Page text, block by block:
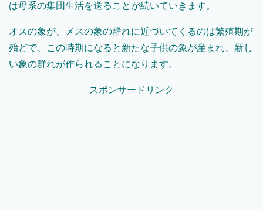
は母系の集団生活を送ることが続いていきます。
オスの象が、メスの象の群れに近づいてくるのは繁殖期が
殆どで、この時期になると新たな子供の象が産まれ、新し
い象の群れが作られることになります。
スポンサードリンク